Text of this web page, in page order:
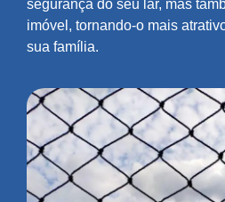
segurança do seu lar, mas
imóvel, tornando-o mais
sua família.